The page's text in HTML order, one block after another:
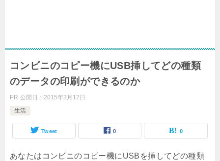
コンビニのコピー機にUSB挿してどの種類
のデータの印刷ができるのか
PR 公開日：2015年3月12日
生活
Tweet 0 0
あなたはコンビニのコピー機にUSBを挿してどの種類